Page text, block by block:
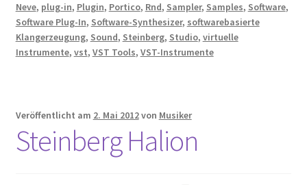
Neve, plug-in, Plugin, Portico, Rnd, Sampler, Samples, Software,
Software Plug-In, Software-Synthesizer, softwarebasierte
Klangerzeugung, Sound, Steinberg, Studio, virtuelle
Instrumente, vst, VST Tools, VST-Instrumente
Veröffentlicht am 2. Mai 2012von Musiker
Steinberg Halion